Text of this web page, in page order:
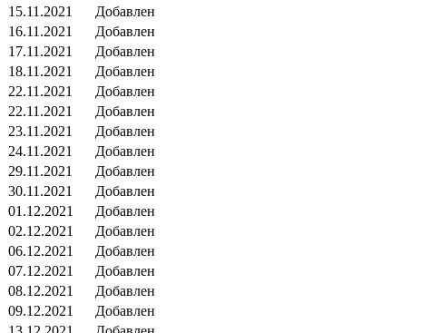
15.11.2021
Добавлен
16.11.2021
Добавлен
17.11.2021
Добавлен
18.11.2021
Добавлен
22.11.2021
Добавлен
22.11.2021
Добавлен
23.11.2021
Добавлен
24.11.2021
Добавлен
29.11.2021
Добавлен
30.11.2021
Добавлен
01.12.2021
Добавлен
02.12.2021
Добавлен
06.12.2021
Добавлен
07.12.2021
Добавлен
08.12.2021
Добавлен
09.12.2021
Добавлен